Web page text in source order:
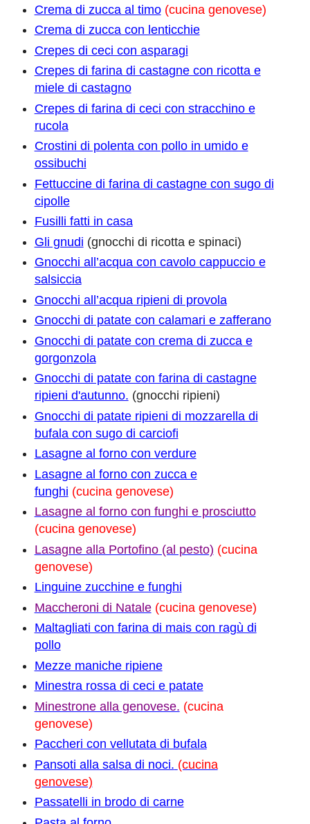
Crema di zucca al timo (cucina genovese)
Crema di zucca con lenticchie
Crepes di ceci con asparagi
Crepes di farina di castagne con ricotta e
miele di castagno
Crepes di farina di ceci con stracchino e
rucola
Crostini di polenta con pollo in umido e
ossibuchi
Fettuccine di farina di castagne con sugo di
cipolle
Fusilli fatti in casa
Gli gnudi (gnocchi di ricotta e spinaci)
Gnocchi all’acqua con cavolo cappuccio e
salsiccia
Gnocchi all’acqua ripieni di provola
Gnocchi di patate con calamari e zafferano
Gnocchi di patate con crema di zucca e
gorgonzola
Gnocchi di patate con farina di castagne
ripieni d'autunno. (gnocchi ripieni)
Gnocchi di patate ripieni di mozzarella di
bufala con sugo di carciofi
Lasagne al forno con verdure
Lasagne al forno con zucca e
funghi (cucina genovese)
Lasagne al forno con funghi e prosciutto
(cucina genovese)
Lasagne alla Portofino (al pesto) (cucina
genovese)
Linguine zucchine e funghi
Maccheroni di Natale (cucina genovese)
Maltagliati con farina di mais con ragù di
pollo
Mezze maniche ripiene
Minestra rossa di ceci e patate
Minestrone alla genovese. (cucina
genovese)
Paccheri con vellutata di bufala
Pansoti alla salsa di noci. (cucina
genovese)
Passatelli in brodo di carne